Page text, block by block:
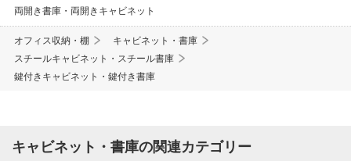
両開き書庫・両開きキャビネット
オフィス収納・棚
キャビネット・書庫
スチールキャビネット・スチール書庫
鍵付きキャビネット・鍵付き書庫
キャビネット・書庫の関連カテゴリー